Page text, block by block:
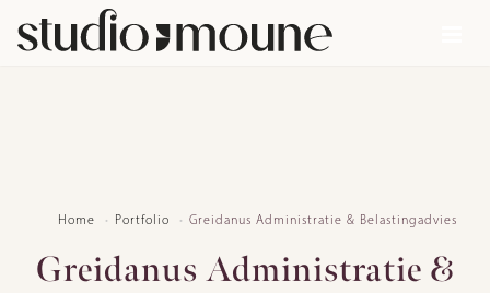
Home Portfolio Greidanus Administratie & Belastingadvies
Greidanus Administratie &